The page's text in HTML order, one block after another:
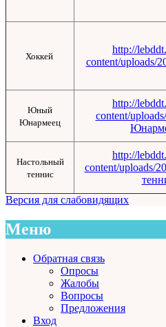
Хоккей
http://
content/uploads/
Юный
Юнармеец
http://
content/
Настольный
теннис
http://
content/uploads/
Версия для слабовидящих
Меню
Обратная связь
Опросы
Жалобы
Вопросы
Предложения
Вход